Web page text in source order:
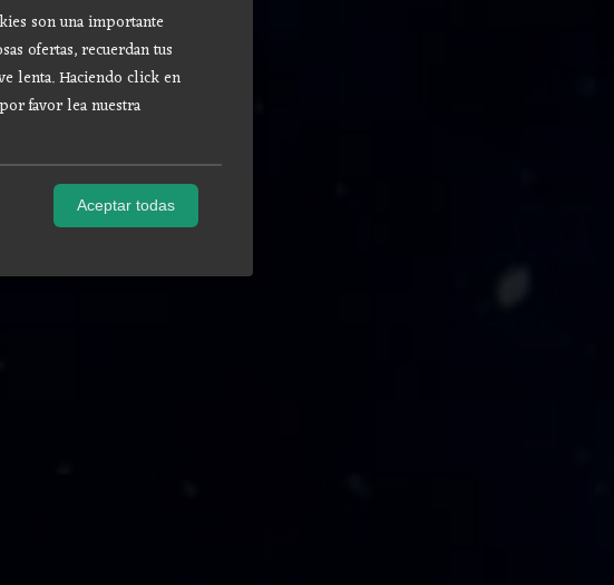
son una importante
ofertas, recuerdan tus
lenta. Haciendo click en
favor lea nuestra
Aceptar todas